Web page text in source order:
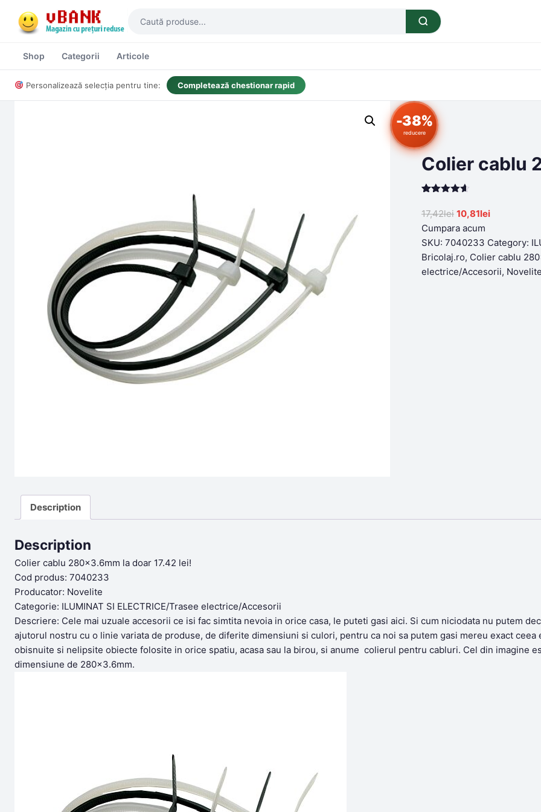
Shop Categorii Articole
Personalizează selecția pentru tine: Completează chestionar rapid
-38%
reducere
Colier cablu
out of 5
based on
customer
ratings
17,42lei Original
price
was:
17,42lei.
10,81leiCurrent
is:
10,81lei.
Cumpara acum
SKU: 7040233 Category:
Bricolaj.ro, Colier cablu
electrice/Accesorii,
Description
Description
Colier cablu 280×3.6mm la doar 17.42 lei!
Cod produs: 7040233
Producator: Novelite
Categorie: ILUMINAT SI ELECTRICE/Trasee electrice/Accesorii
Descriere: Cele mai uzuale accesorii ce isi fac simtita nevoia in orice casa, le puteti gasi aici. Si cum niciodata nu putem
ajutorul nostru cu o linie variata de produse, de diferite dimensiuni si culori, pentru ca noi sa putem gasi mereu exact
obisnuite si nelipsite obiecte folosite in orice spatiu, acasa sau la birou, si anume colierul pentru cabluri. Cel din imagine
dimensiune de 280×3.6mm.